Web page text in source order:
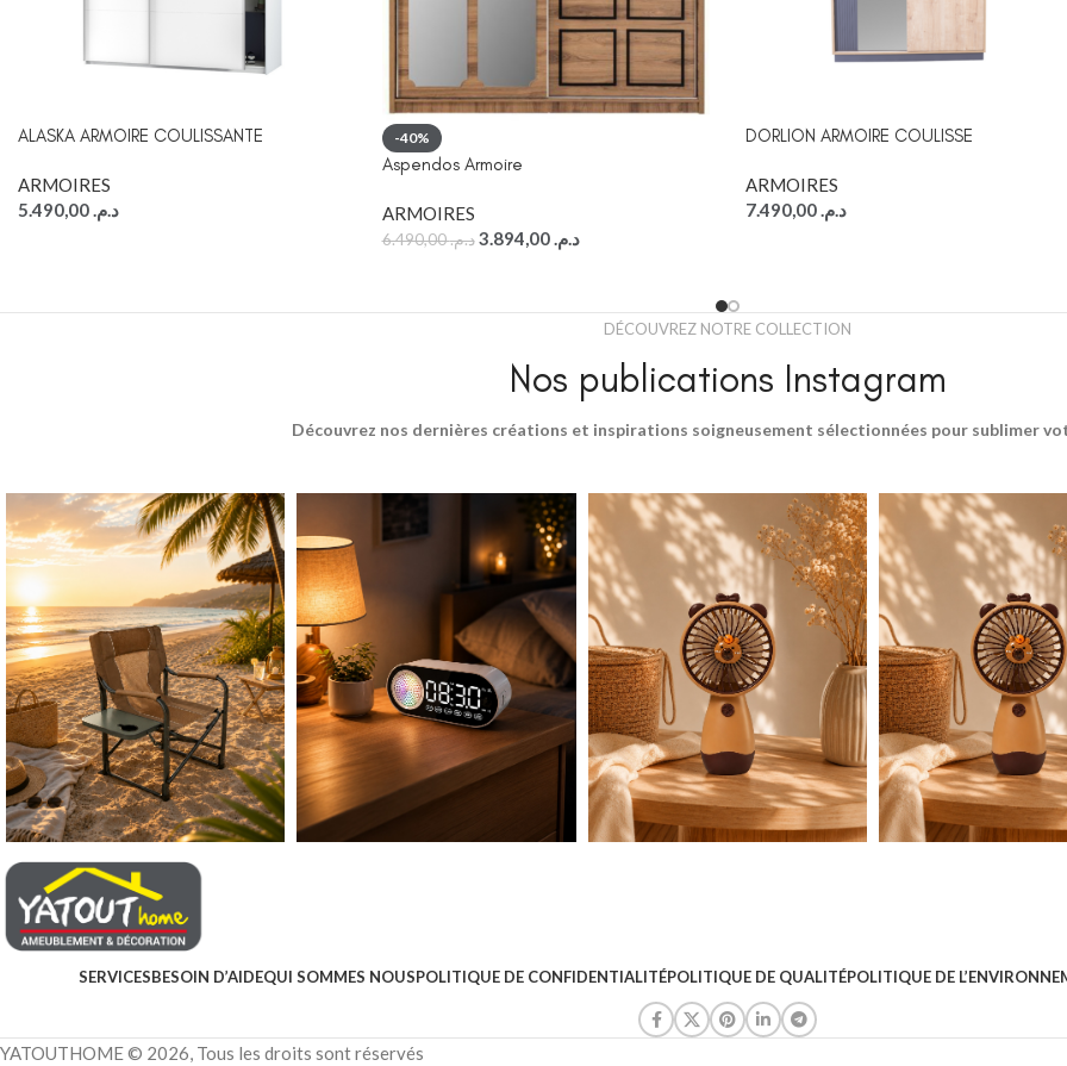
ALASKA ARMOIRE COULISSANTE
ARMOIRES
د.م.
-40%
Aspendos Armoire
ARMOIRES
د.م.6.490,00 د.م.3.894,00
DORLION ARMOIRE COULISSE
ARMOIRES
د.م.
DÉCOUVREZ NOTRE COLLECTION
Nos publications Instagram
Découvrez nos dernières créations et inspirations soigneusement sélectionnées pour sublimer
SERVICESBESOIN D’AIDEQUI SOMMES NOUSPOLITIQUE DE CONFIDENTIALITÉPOLITIQUE DE QUALITÉPOLITIQUE DE
YATOUTHOME © 2026, Tous les droits sont réservés